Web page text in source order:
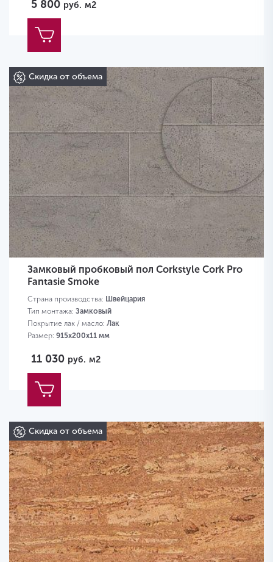
5 800 руб. м2
Скидка от объема
Замковый пробковый пол Corkstyle Cork Pro
Fantasie Smoke
Страна производства: Швейцария
Тип монтажа: Замковый
Покрытие лак / масло: Лак
Размер: 915х200х11 мм
11 030 руб. м2
Скидка от объема